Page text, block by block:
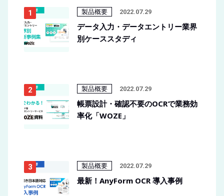
製品概要 2022.07.29
データ入力・データエントリー業界
別ケーススタディ
製品概要 2022.07.29
帳票設計・確認不要のOCRで業務効
率化「WOZE」
製品概要 2022.07.29
最新！AnyForm OCR 導入事例